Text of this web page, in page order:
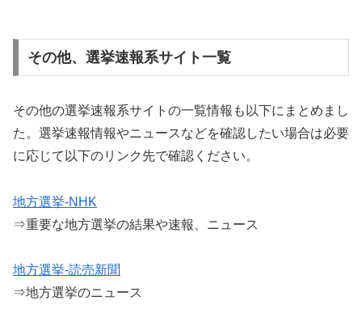
その他、選挙速報系サイト一覧
その他の選挙速報系サイトの一覧情報も以下にまとめまし
た。選挙速報情報やニュースなどを確認したい場合は必要
に応じて以下のリンク先で確認ください。
地方選挙-NHK
⇒重要な地方選挙の結果や速報、ニュース
地方選挙-読売新聞
⇒地方選挙のニュース